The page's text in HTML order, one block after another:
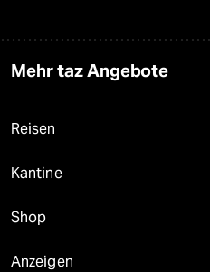
Mehr taz Angebote
Reisen
Kantine
Shop
Anzeigen